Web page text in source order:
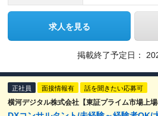
求人を見る
掲載終了予定日：
正社員 面接情報有 話を聞きたい応募可
横河デジタル株式会社【東証プライム市場上場